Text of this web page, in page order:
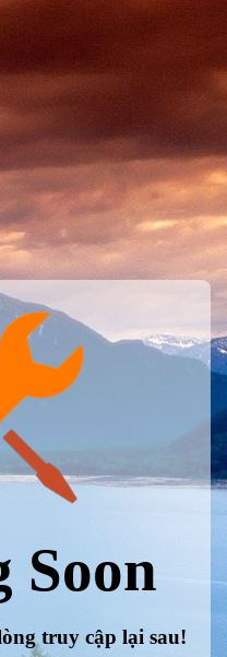
Soon
truy cập lại sau!